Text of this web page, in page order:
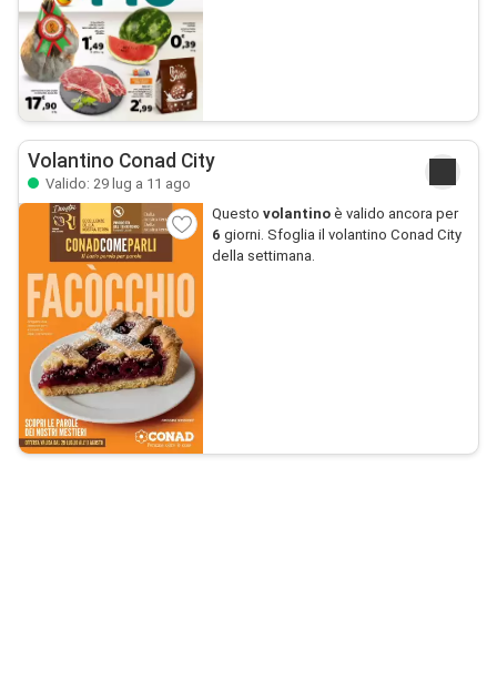
Volantino Conad City
Valido: 29 lug a 11 ago
Questo volantinoè valido ancora per
6 giorni. Sfoglia il volantino Conad City
della settimana.